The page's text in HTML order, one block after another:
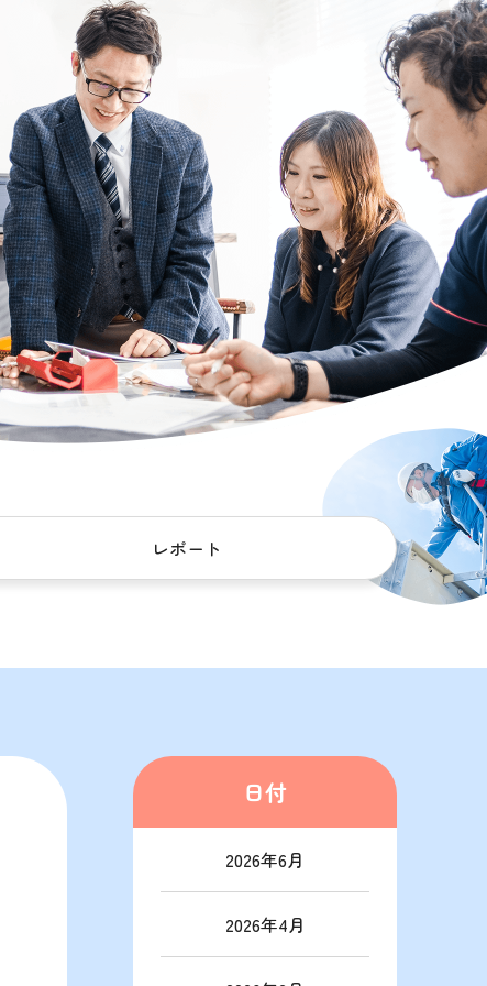
レポート
日付
2026年6月
2026年4月